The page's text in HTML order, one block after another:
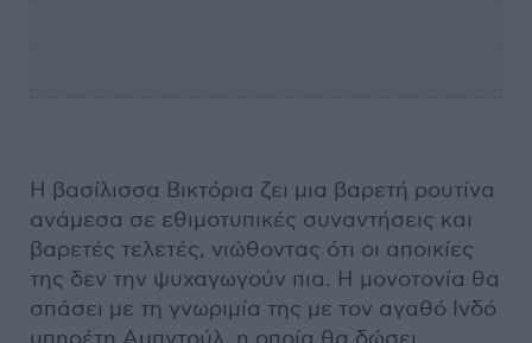
Η βασίλισσα Βικτόρια ζει μια βαρετή ρουτίνα
ανάμεσα σε εθιμοτυπικές συναντήσεις και
βαρετές τελετές, νιώθοντας ότι οι αποικίες
της δεν την ψυχαγωγούν πια. Η μονοτονία θα
σπάσει με τη γνωριμία της με τον αγαθό Ινδό